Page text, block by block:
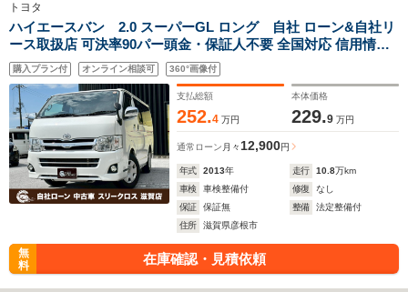
トヨタ
ハイエースバン 2.0 スーパーGL ロング 自社 ローン&自社リ
ース取扱店 可決率90パー頭金・保証人不要 全国対応 信用情報
回復 新車自社 ローン 高 級車 自社 ローン(残価設定可) 自営業
OK 最大120回払い ローン 相 談 窓口 自社大型整備工場 仮審査
可
購入プラン付 オンライン相談可 360°画像付
支払総額
252.4 万円
本体価格
229.9 万円
通常ローン 月々 12,900円
年式 2013年 走行 10.8万km
車検
車検整備付 修復
なし
保証
保証無 整備
法定整備付
住所
滋賀県彦根市
無
料
在庫確認・見積依頼